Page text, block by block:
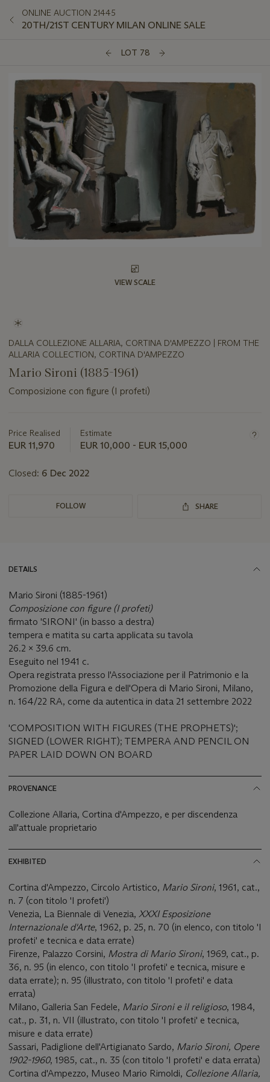
ONLINE AUCTION 21445
20TH/21ST CENTURY MILAN ONLINE SALE
LOT 78
VIEW SCALE
DALLA COLLEZIONE ALLARIA, CORTINA D'AMPEZZO | FROM THE
ALLARIA COLLECTION, CORTINA D'AMPEZZO
Mario Sironi (1885-1961)
Composizione con figure (I profeti)
about
this
Price Realised
EUR 11,970
Estimate
EUR 10,000 - EUR 15,000
Closed: 6 Dec 2022
FOLLOW SHARE
DETAILS
Mario Sironi (1885-1961)
Composizione con figure (I profeti)
firmato 'SIRONI' (in basso a destra)
tempera e matita su carta applicata su tavola
26.2 x 39.6 cm.
Eseguito nel 1941 c.
Opera registrata presso l'Associazione per il Patrimonio e la
Promozione della Figura e dell'Opera di Mario Sironi, Milano,
n. 164/22 RA, come da autentica in data 21 settembre 2022
'COMPOSITION WITH FIGURES (THE PROPHETS)';
SIGNED (LOWER RIGHT); TEMPERA AND PENCIL ON
PAPER LAID DOWN ON BOARD
PROVENANCE
Collezione Allaria, Cortina d'Ampezzo, e per discendenza
all'attuale proprietario
EXHIBITED
Cortina d'Ampezzo, Circolo Artistico, Mario Sironi, 1961, cat.,
n. 7 (con titolo 'I profeti')
Venezia, La Biennale di Venezia, XXXI Esposizione
Internazionale d'Arte, 1962, p. 25, n. 70 (in elenco, con titolo 'I
profeti' e tecnica e data errate)
Firenze, Palazzo Corsini, Mostra di Mario Sironi, 1969, cat., p.
36, n. 95 (in elenco, con titolo 'I profeti' e tecnica, misure e
data errate); n. 95 (illustrato, con titolo 'I profeti' e data
errata)
Milano, Galleria San Fedele, Mario Sironi e il religioso, 1984,
cat., p. 31, n. VII (illustrato, con titolo 'I profeti' e tecnica,
misure e data errate)
Sassari, Padiglione dell'Artigianato Sardo, Mario Sironi, Opere
1902-1960, 1985, cat., n. 35 (con titolo 'I profeti' e data errata)
Cortina d'Ampezzo, Museo Mario Rimoldi, Collezione Allaria,